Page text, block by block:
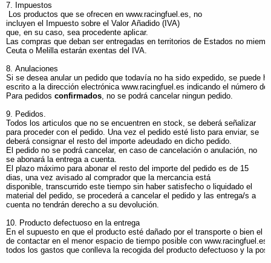
7. Impuestos
Los productos que se ofrecen en www.racingfuel.es, no
incluyen el Impuesto sobre el Valor Añadido (IVA)
que, en su caso, sea procedente aplicar.
Las compras que deban ser entregadas en territorios de Estados no
Ceuta o Melilla estarán exentas del IVA.
8. Anulaciones
Si se desea anular un pedido que todavía no ha sido expedido, se puede
escrito a la dirección electrónica www.racingfuel.es indicando el número
Para pedidos confirmados, no se podrá cancelar ningun pedido.
9. Pedidos.
Todos los articulos que no se encuentren en stock, se deberá señalizar
para proceder con el pedido. Una vez el pedido esté listo para enviar, se
deberá consignar el resto del importe adeudado en dicho pedido.
El pedido no se podrá cancelar, en caso de cancelación o anulación, no
se abonará la entrega a cuenta.
El plazo máximo para abonar el resto del importe del pedido es de 15
dias, una vez avisado al comprador que la mercancia está
disponible, transcurrido este tiempo sin haber satisfecho o liquidado el
material del pedido, se procederá a cancelar el pedido y las entrega/s a
cuenta no tendrán derecho a su devolución.
10. Producto defectuoso en la entrega
En el supuesto en que el producto esté dañado por el transporte o bien el
de contactar en el menor espacio de tiempo posible con www.racingfuel.es
todos los gastos que conlleva la recogida del producto defectuoso y la